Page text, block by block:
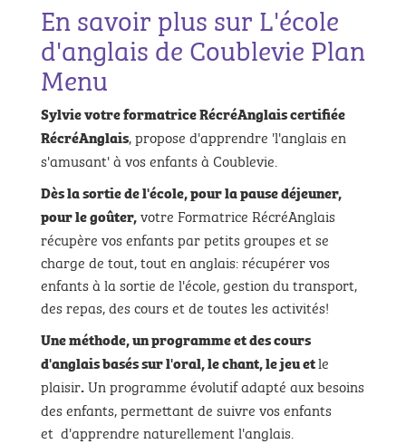
En savoir plus sur L'école
d'anglais de Coublevie Plan
Menu
Sylvie votre formatrice RécréAnglais certifiée
RécréAnglais, propose d'apprendre 'l'anglais en
s'amusant' à vos enfants à Coublevie.
Dès la sortie de l'école, pour la pause déjeuner,
pour le goûter,votre Formatrice RécréAnglais
récupère vos enfants par petits groupes et se
charge de tout, tout en anglais: récupérer vos
enfants à la sortie de l'école, gestion du transport,
des repas, des cours et de toutes les activités!
Une méthode, un programme etdes cours
d'anglais basés sur l'oral, le chant, le jeu etle
plaisir.Un programme évolutif adapté aux besoins
des enfants, permettant de suivre vos enfants
et d'apprendre naturellement l'anglais.